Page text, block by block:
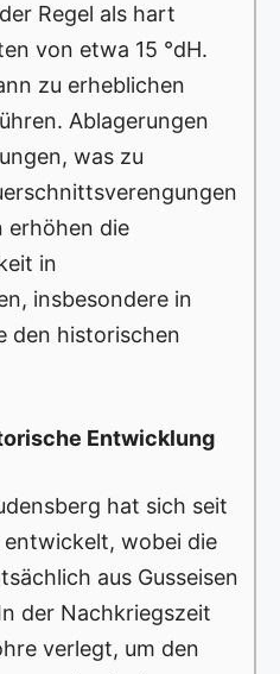
Regel als hart
von etwa 15 °dH.
zu erheblichen
Ablagerungen
was zu
erhöhen die
in
insbesondere in
den historischen
Entwicklung
hat sich seit
wobei die
aus Gusseisen
der Nachkriegszeit
verlegt, um den